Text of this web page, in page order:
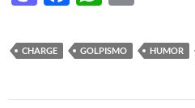
to
d
o
e
b
o
at
s
A
nt
CHARGE GOLPISMO HUMOR